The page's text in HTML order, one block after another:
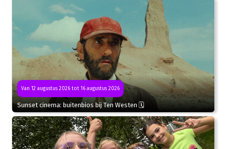
Van 12 augustus 2026 tot 16 augustus 2026
Sunset cinema: buitenbios bij Ten Westen 🗓